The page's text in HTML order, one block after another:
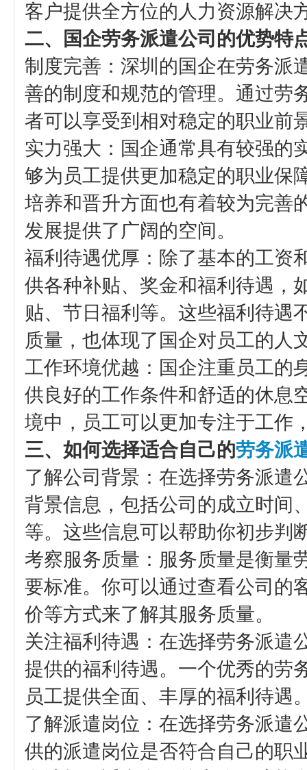
客户提供全方位的人力资源解决
二、国企劳务派遣公司的优势特
制度完善‌：深圳的国企在劳务派
善的制度和规范的管理。通过劳
者可以享受到相对稳定的职业前
实力强大‌：国企通常具有较强的
够为员工提供更加稳定的职业保
培养和晋升方面也有着较为完善
发展提供了广阔的空间。
福利待遇优厚‌：除了基本的工资
供各种补贴、奖金和福利待遇，
贴、节日福利等。这些福利待遇
质量，也体现了国企对员工的人
工作环境优越‌：国企注重员工的
供良好的工作条件和舒适的休息
境中，员工可以更加专注于工作
三、如何选择适合自己的劳务派
了解公司背景‌：在选择劳务派遣
背景信息，包括公司的成立时间
等。这些信息可以帮助你初步判
考察服务质量‌：服务质量是衡量
要标准。你可以通过查看公司的
价等方式来了解其服务质量。
关注福利待遇‌：在选择劳务派遣
提供的福利待遇。一个优秀的劳
员工提供全面、丰厚的福利待遇
了解派遣岗位‌：在选择劳务派遣
供的派遣岗位是否符合自己的职